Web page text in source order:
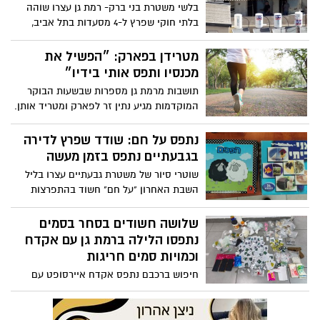
שוטרי סיור של משטרת גבעתיים עצרו בליל
השבת האחרון "על חם" חשוד בהתפרצות
שלושה חשודים בסחר בסמים
נתפסו הלילה ברמת גן עם אקדח
וכמויות סמים חריגות
חיפוש ברכבם נתפס אקדח איירסופט עם
לעשרות מנות, עשרות שקיות של פטריות
הזיה, עשרות כדורים ובולים
כיצד הסתיים המרדף אחרי גנב
הרכב ברמת גן?
חשוד בגניבת רכב נעצר לאחר מרדף
והסתתרות בחניון תת-קרקעי ברמת גן
ארבעה קטינים, נתינים זרים, נעצרו